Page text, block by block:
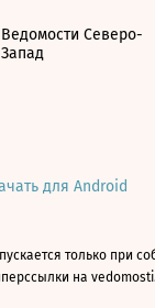
Ведомости Северо-
Запад
для Android
только при
на